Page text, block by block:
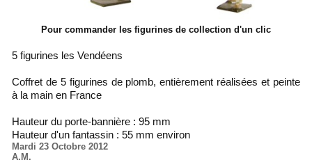
Pour commander les figurines de collection d'un clic
5 figurines les Vendéens
Coffret de 5 figurines de plomb, entièrement réalisées et peinte
à la main en France
Hauteur du porte-bannière : 95 mm
Hauteur d'un fantassin : 55 mm environ
Mardi 23 Octobre 2012
A.M.